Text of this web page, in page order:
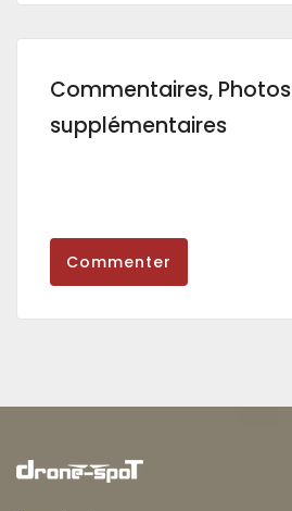
Commentaires, Photos
supplémentaires
Commenter